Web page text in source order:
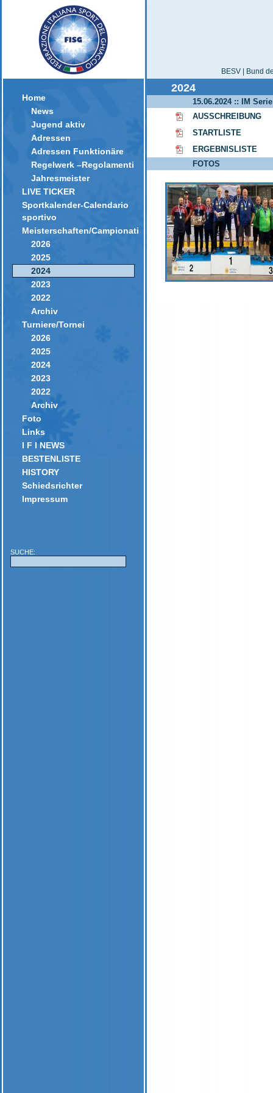
Home
News
Jugend aktiv
Adressen
Adressen Funktionäre
Regelwerk –Regolamenti
Jahresmeister
LIVE TICKER
Sportkalender-Calendario
sportivo
Meisterschaften/Campionati
2026
2025
2024
2023
2022
Archiv
Turniere/Tornei
2026
2025
2024
2023
2022
Archiv
Foto
Links
I F I NEWS
BESTENLISTE
HISTORY
Schiedsrichter
Impressum
SUCHE:
BESV | Bund
2024
15.06.2024 :: IM
AUSSCHREIBUNG
STARTLISTE
ERGEBNISLISTE
FOTOS